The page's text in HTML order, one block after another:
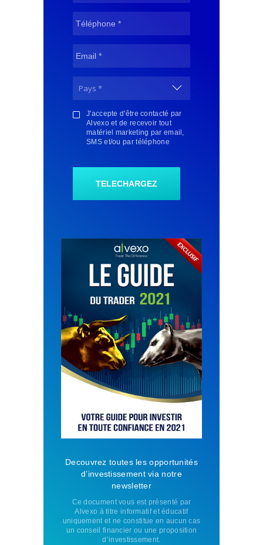
J'accepte d'être contacté par
Alvexo et de recevoir tout
matériel marketing par email,
SMS et/ou par téléphone
Decouvrez toutes les opportunités
d’investissement via notre
newsletter
Ce document vous est présenté par
Alvexo à titre informatif et éducatif
uniquement et ne constitue en aucun cas
un conseil financier ou une proposition
d’investissement.